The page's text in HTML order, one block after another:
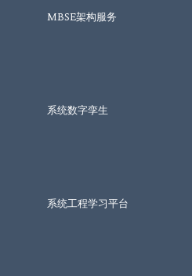
MBSE架构服务
系统数字孪生
系统工程学习平台